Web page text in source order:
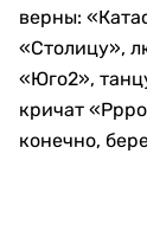
верны:
«Столицу»,
«Юго2»,
кричат
конечно,